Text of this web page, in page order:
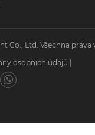
Co., Ltd. Všechna práva
osobních údajů